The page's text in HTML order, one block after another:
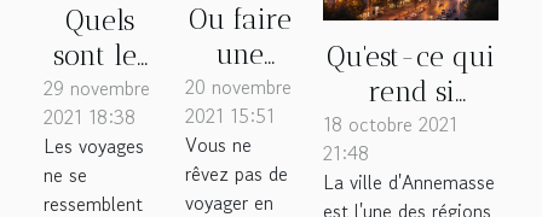
Quels
sont les
types de
valises
cabine
pour un
29 novembre
2021 18:38
Les voyages
ne se
ressemblent
Ou faire
une
balade
en
raquette
en
20 novembre
2021 15:51
Vous ne
rêvez pas de
voyager en
Qu'est-ce qui
rend si
attractif la
d'Annemasse?
18 octobre 2021
21:48
La ville d'Annemasse
est l'une des régions